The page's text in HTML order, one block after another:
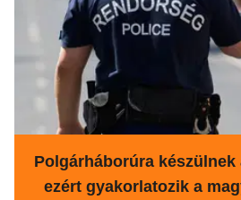
Polgárháborúra készülnek
ezért gyakorlatozik a